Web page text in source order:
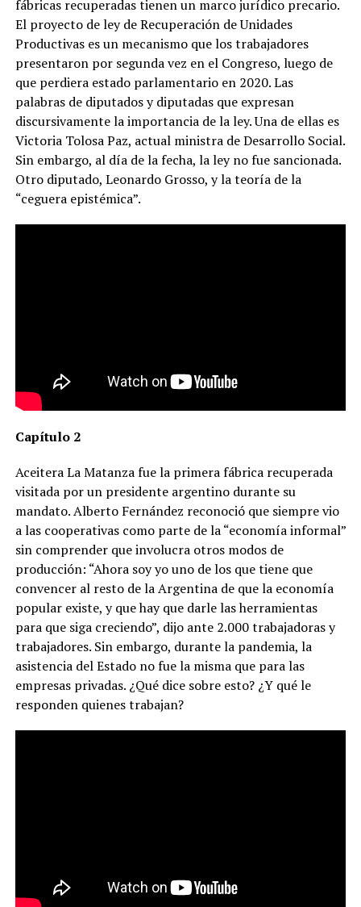
fábricas recuperadas tienen un marco jurídico precario.
El proyecto de ley de Recuperación de Unidades
Productivas es un mecanismo que los trabajadores
presentaron por segunda vez en el Congreso, luego de
que perdiera estado parlamentario en 2020. Las
palabras de diputados y diputadas que expresan
discursivamente la importancia de la ley. Una de ellas es
Victoria Tolosa Paz, actual ministra de Desarrollo Social.
Sin embargo, al día de la fecha, la ley no fue sancionada.
Otro diputado, Leonardo Grosso, y la teoría de la
“ceguera epistémica”.
Capítulo 2
Aceitera La Matanza fue la primera fábrica recuperada
visitada por un presidente argentino durante su
mandato. Alberto Fernández reconoció que siempre vio
a las cooperativas como parte de la “economía informal”
sin comprender que involucra otros modos de
producción: “Ahora soy yo uno de los que tiene que
convencer al resto de la Argentina de que la economía
popular existe, y que hay que darle las herramientas
para que siga creciendo”, dijo ante 2.000 trabajadoras y
trabajadores. Sin embargo, durante la pandemia, la
asistencia del Estado no fue la misma que para las
empresas privadas. ¿Qué dice sobre esto? ¿Y qué le
responden quienes trabajan?